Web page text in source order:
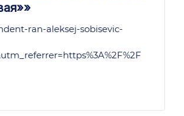
ran-aleksej-sobisevic-